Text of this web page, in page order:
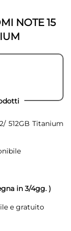
NOTE 15
512GB Titanium
in 3/4gg. )
e gratuito